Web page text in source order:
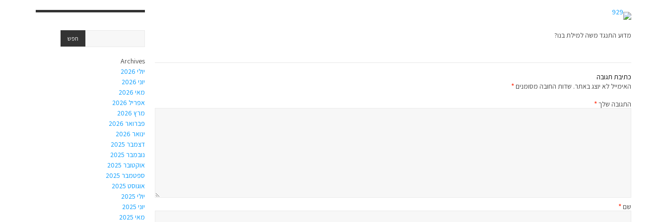
מדוע התנגד משה למילת בנו?
כתיבת תגובה
האימייל לא יוצג באתר. שדות החובה מסומנים*
התגובה שלך*
שם*
Archives
יולי 2026
יוני 2026
מאי 2026
אפריל 2026
מרץ 2026
פברואר 2026
ינואר 2026
דצמבר 2025
נובמבר 2025
אוקטובר 2025
ספטמבר 2025
אוגוסט 2025
יולי 2025
יוני 2025
מאי 2025